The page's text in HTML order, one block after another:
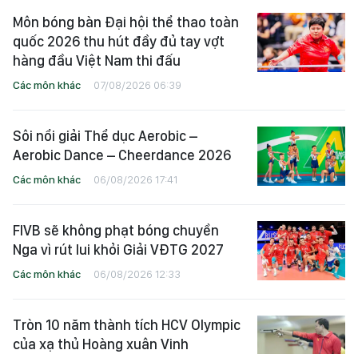
Môn bóng bàn Đại hội thể thao toàn
quốc 2026 thu hút đầy đủ tay vợt
hàng đầu Việt Nam thi đấu
Các môn khác 07/08/2026 06:39
Sôi nổi giải Thể dục Aerobic –
Aerobic Dance – Cheerdance 2026
Các môn khác 06/08/2026 17:41
FIVB sẽ không phạt bóng chuyền
Nga vì rút lui khỏi Giải VĐTG 2027
Các môn khác 06/08/2026 12:33
Tròn 10 năm thành tích HCV Olympic
của xạ thủ Hoàng xuân Vinh